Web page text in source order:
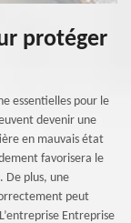
protéger
essentielles pour le
devenir une
en mauvais état
favorisera le
De plus, une
peut
Entreprise